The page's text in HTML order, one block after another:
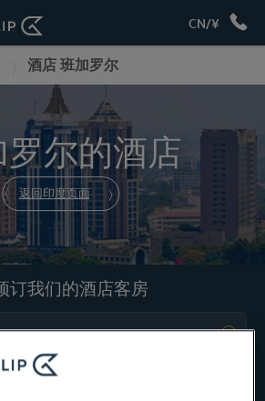
CN/¥
酒店 班加罗尔
尔的酒店
返回印度页面
订我们的酒店客房